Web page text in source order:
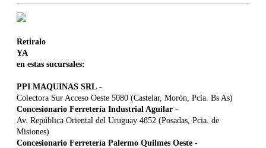
Retiralo
YA
en estas sucursales:
PPI MAQUINAS SRL -
Colectora Sur Acceso Oeste 5080 (Castelar, Morón, Pcia. Bs As)
Concesionario Ferretería Industrial Aguilar -
Av. República Oriental del Uruguay 4852 (Posadas, Pcia. de
Misiones)
Concesionario Ferretería Palermo Quilmes Oeste -